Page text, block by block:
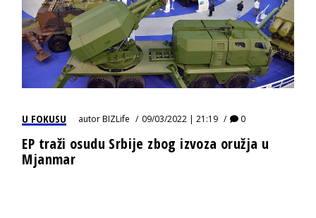
U FOKUSU autorBIZLife 09/03/2022 | 21:19 0
EP traži osudu Srbije zbog izvoza oružja u
Mjanmar